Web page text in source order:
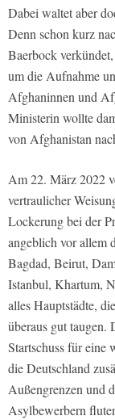
Dabei waltet aber
Denn schon kurz
Baerbock
um die Aufnahme
Afghaninnen und
Ministerin wollte
von Afghanistan
Am 22. März 2022
vertraulicher
Lockerung bei der
angeblich vor allem
Bagdad, Beirut,
Istanbul, Khartum,
alles Hauptstädte,
überaus gut taugen.
Startschuss für eine
die Deutschland
Außengrenzen und
Asylbewerbern